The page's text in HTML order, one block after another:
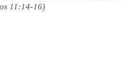
11:14-16)